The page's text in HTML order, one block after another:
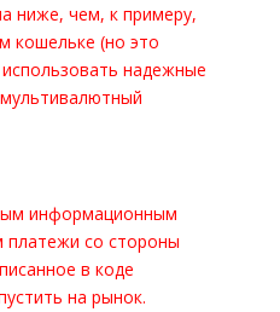
ниже, чем, к примеру,
кошельке (но это
надежные
информационным
платежи со стороны
в коде
на рынок.